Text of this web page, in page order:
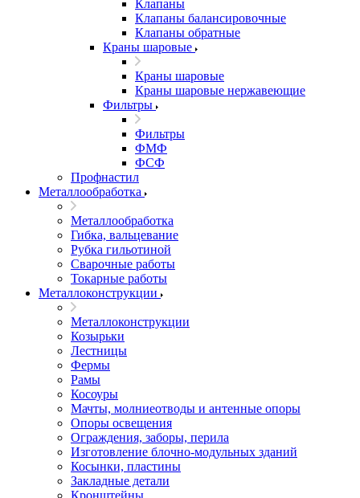
Клапаны
Клапаны балансировочные
Клапаны обратные
Краны шаровые
Краны шаровые
Краны шаровые нержавеющие
Фильтры
Фильтры
ФМФ
ФСФ
Профнастил
Металлообработка
Металлообработка
Гибка, вальцевание
Рубка гильотиной
Сварочные работы
Токарные работы
Металлоконструкции
Металлоконструкции
Козырьки
Лестницы
Фермы
Рамы
Косоуры
Мачты, молниеотводы и антенные опоры
Опоры освещения
Ограждения, заборы, перила
Изготовление блочно-модульных зданий
Косынки, пластины
Закладные детали
Кронштейны